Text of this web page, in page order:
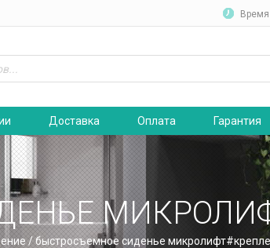
Доставка Оплата Гарантия
/ быстросъемное сиденье